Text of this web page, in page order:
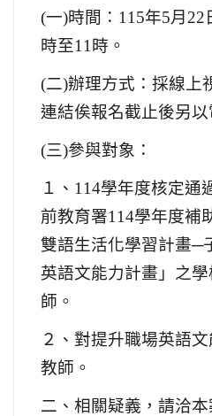
(一)時間：115年5月
時至11時。
(二)辦理方式：採線上
連結俟報名截止後另以
(三)參與對象：
１、114學年度核定通
前教育署114學年度補
雙語生活化學習計畫─
英語文能力計畫」之
師。
２、對提升職場英語
教師。
二、相關疑義，請洽